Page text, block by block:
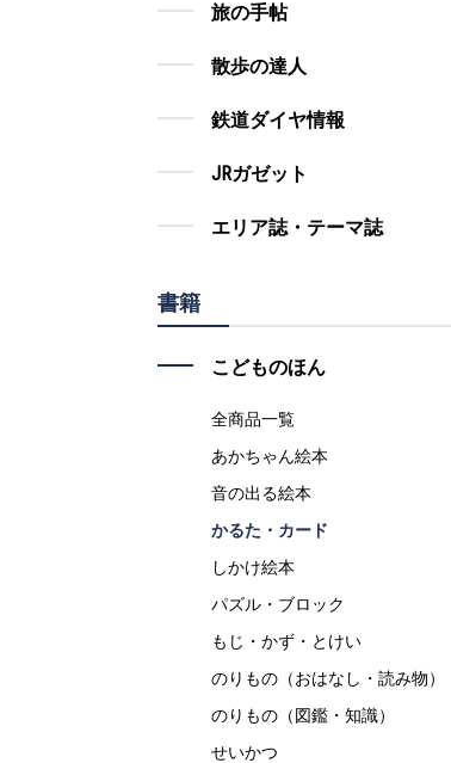
旅の手帖
散歩の達人
鉄道ダイヤ情報
JRガゼット
エリア誌・テーマ誌
書籍
こどものほん
全商品一覧
あかちゃん絵本
音の出る絵本
かるた・カード
しかけ絵本
パズル・ブロック
もじ・かず・とけい
のりもの（おはなし・読み物）
のりもの（図鑑・知識）
せいかつ